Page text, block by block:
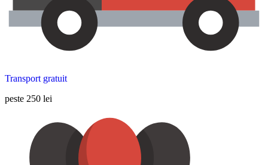
Transport gratuit
peste 250 lei